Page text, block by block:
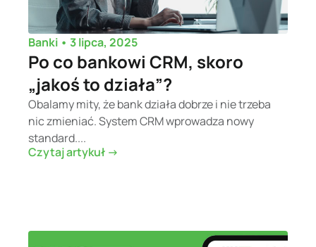
Banki • 3 lipca, 2025
Po co bankowi CRM, skoro
„jakoś to działa”?
Obalamy mity, że bank działa dobrze i nie trzeba
nic zmieniać. System CRM wprowadza nowy
standard....
Czytaj artykuł ->